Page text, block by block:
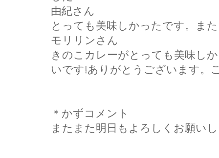
由紀さん
とっても美味しかったです。ま
モリリンさん
きのこカレーがとっても美味し
いです❕ありがとうございます。
＊かずコメント
またまた明日もよろしくお願い